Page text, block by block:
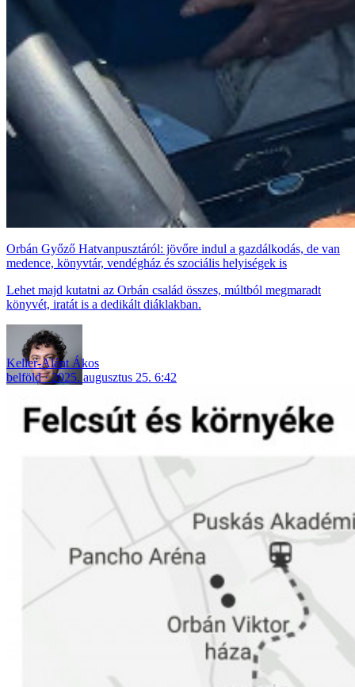
Orbán Győző Hatvanpusztáról: jövőre indul a gazdálkodás, de van
medence, könyvtár, vendégház és szociális helyiségek is
Lehet majd kutatni az Orbán család összes, múltból megmaradt
könyvét, iratát is a dedikált diáklakban.
Keller-Alánt Ákos
belföld
2025. augusztus 25. 6:42